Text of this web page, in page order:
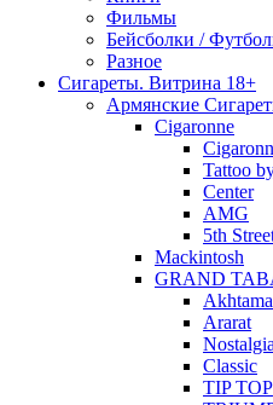
Фильмы
Бейсболки /
Разное
Сигареты. Витрина 18+
Армянские
Cigaronne
Tattoo
Center
AMG
5th
Mackintosh
GRAND
Ararat
Nostalgia
Classic
TIP TOP